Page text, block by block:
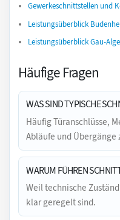
Gewerkeschnittstellen und
Leistungsüberblick
Leistungsüberblick Gau-
Häufige Fragen
WAS SIND TYPISCHE
Häufig Türanschlüsse,
Abläufe und
WARUM FÜHREN
Weil technische
klar geregelt sind.